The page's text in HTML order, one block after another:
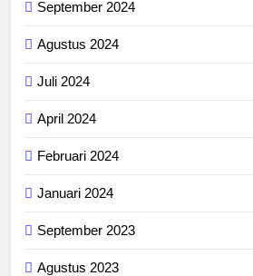
September 2024
Agustus 2024
Juli 2024
April 2024
Februari 2024
Januari 2024
September 2023
Agustus 2023